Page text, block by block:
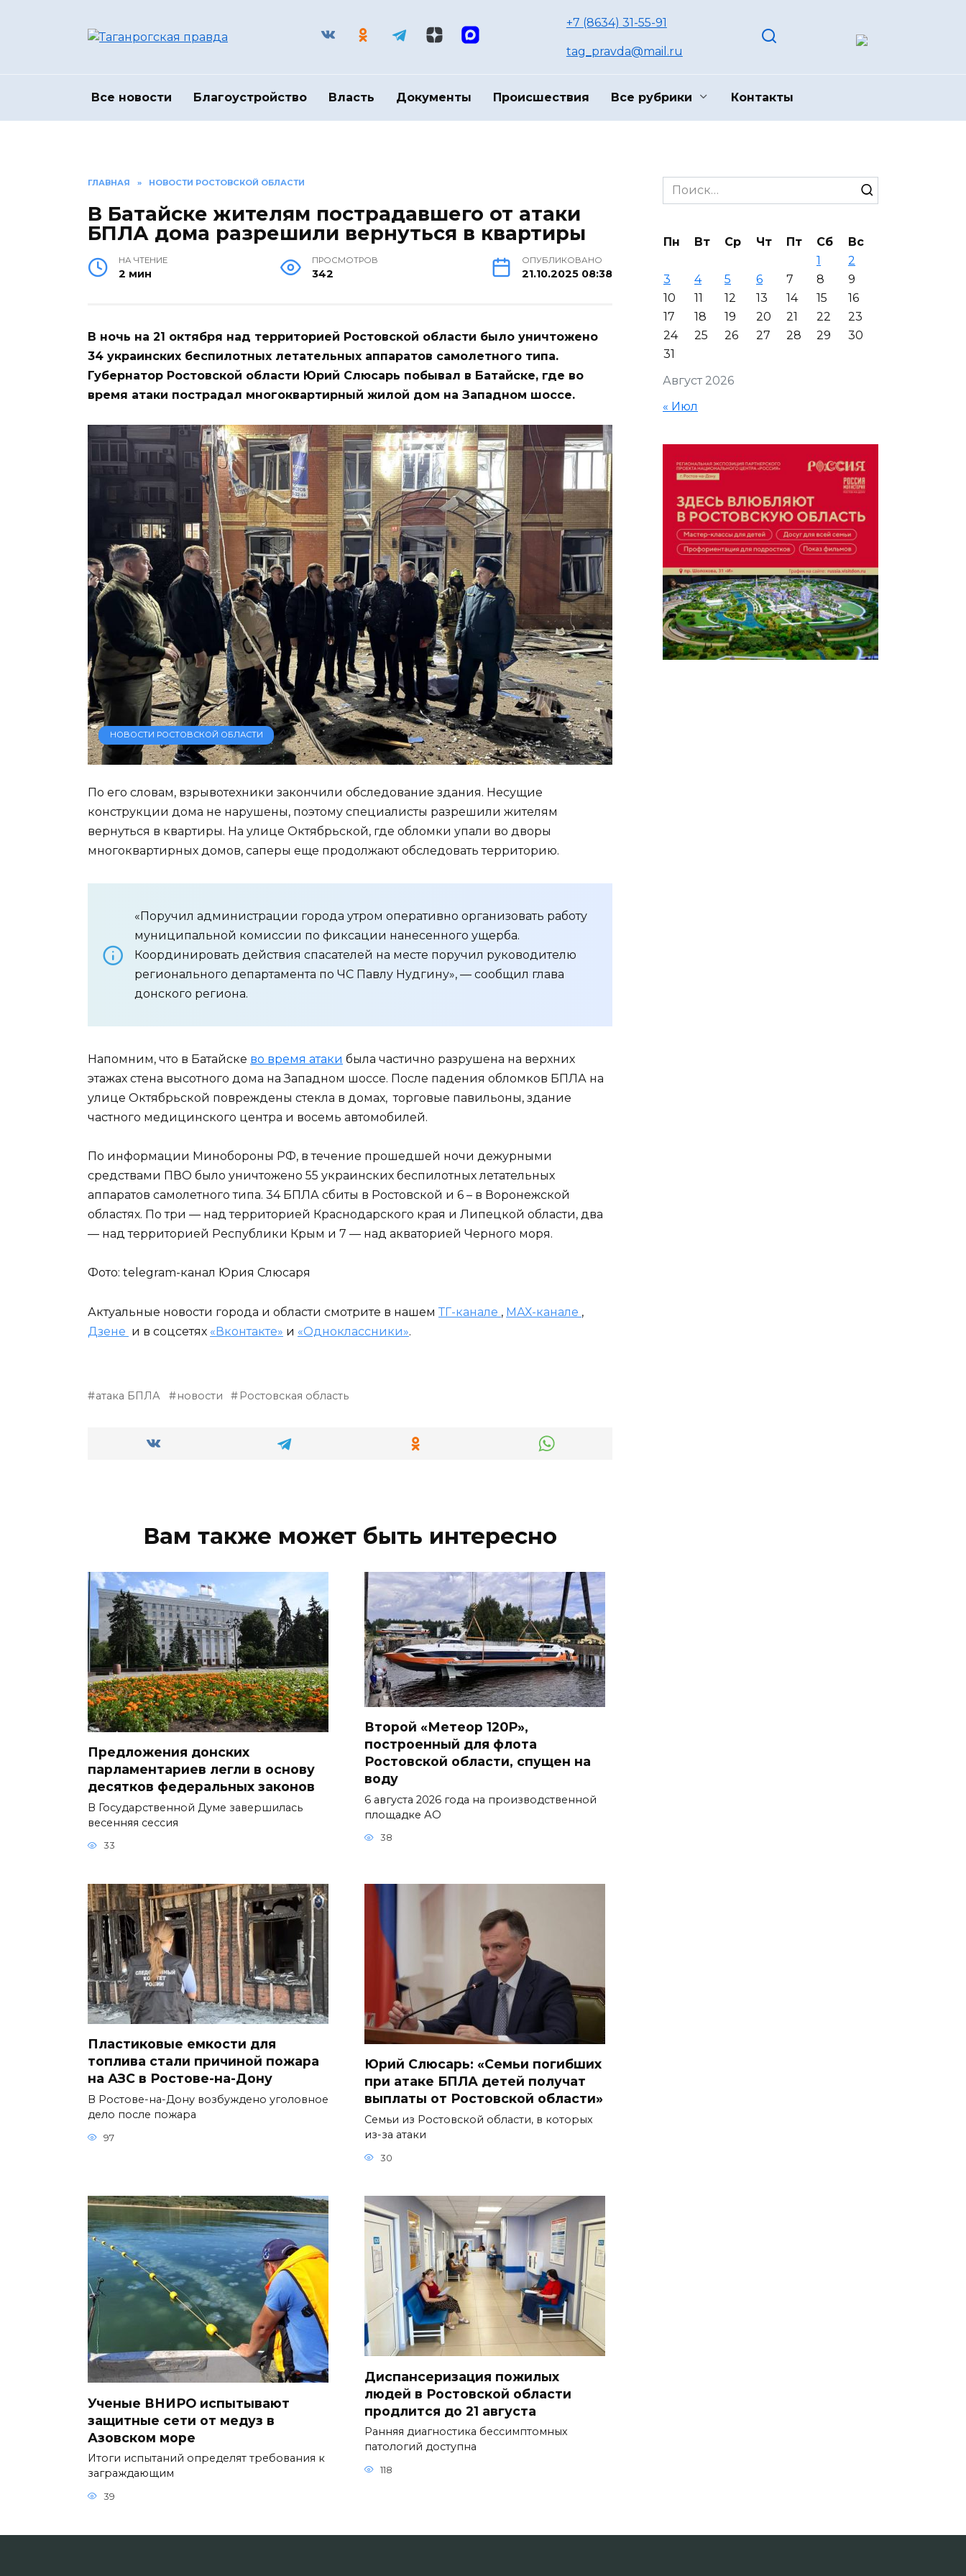
+7 (8634) 31-55-91
tag_pravda@mail.ru
Все новости Благоустройство Власть Документы Происшествия Все рубрики Контакты
ГЛАВНАЯ » НОВОСТИ РОСТОВСКОЙ ОБЛАСТИ
В Батайске жителям пострадавшего от атаки
БПЛА дома разрешили вернуться в квартиры
НА ЧТЕНИЕ
2 мин
ПРОСМОТРОВ
342
ОПУБЛИКОВАНО
21.10.2025 08:38
В ночь на 21 октября над территорией Ростовской области было уничтожено
34 украинских беспилотных летательных аппаратов самолетного типа.
Губернатор Ростовской области Юрий Слюсарь побывал в Батайске, где во
время атаки пострадал многоквартирный жилой дом на Западном шоссе.
НОВОСТИ РОСТОВСКОЙ ОБЛАСТИ
По его словам, взрывотехники закончили обследование здания. Несущие
конструкции дома не нарушены, поэтому специалисты разрешили жителям
вернуться в квартиры. На улице Октябрьской, где обломки упали во дворы
многоквартирных домов, саперы еще продолжают обследовать территорию.
«Поручил администрации города утром оперативно организовать работу
муниципальной комиссии по фиксации нанесенного ущерба.
Координировать действия спасателей на месте поручил руководителю
регионального департамента по ЧС Павлу Нудгину», — сообщил глава
донского региона.
Напомним, что в Батайске во время атаки была частично разрушена на верхних
этажах стена высотного дома на Западном шоссе. После падения обломков БПЛА на
улице Октябрьской повреждены стекла в домах, торговые павильоны, здание
частного медицинского центра и восемь автомобилей.
По информации Минобороны РФ, в течение прошедшей ночи дежурными
средствами ПВО было уничтожено 55 украинских беспилотных летательных
аппаратов самолетного типа. 34 БПЛА сбиты в Ростовской и 6 – в Воронежской
областях. По три — над территорией Краснодарского края и Липецкой области, два
— над территорией Республики Крым и 7 — над акваторией Черного моря.
Фото: telegram-канал Юрия Слюсаря
Актуальные новости города и области смотрите в нашем ТГ-канале , МАХ-канале ,
Дзене и в соцсетях «Вконтакте» и «Одноклассники».
атака БПЛА новости Ростовская область
Вам также может быть интересно
Предложения донских
парламентариев легли в основу
десятков федеральных законов
В Государственной Думе завершилась
весенняя сессия
33
Второй «Метеор 120Р»,
построенный для флота
Ростовской области, спущен на
воду
6 августа 2026 года на производственной
площадке АО
38
Пластиковые емкости для
топлива стали причиной пожара
на АЗС в Ростове-на-Дону
В Ростове-на-Дону возбуждено уголовное
дело после пожара
97
Юрий Слюсарь: «Семьи погибших
при атаке БПЛА детей получат
выплаты от Ростовской области»
Семьи из Ростовской области, в которых
из-за атаки
30
Ученые ВНИРО испытывают
защитные сети от медуз в
Азовском море
Итоги испытаний определят требования к
заграждающим
39
Диспансеризация пожилых
людей в Ростовской области
продлится до 21 августа
Ранняя диагностика бессимптомных
патологий доступна
118
Search
for:
Август 2026
Пн Вт Ср Чт Пт Сб
Вс
1
2
3
4 5 6 7 8
9
10
11 12 13 14 15
16
17
18 19 20 21 22
23
24
25 26 27 28 29
30
31
« Июл